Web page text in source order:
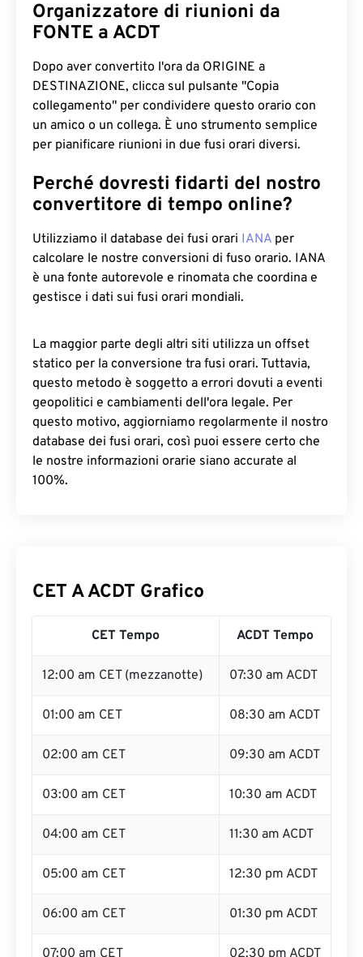
Organizzatore di riunioni da
FONTE a ACDT
Dopo aver convertito l'ora da ORIGINE a
DESTINAZIONE, clicca sul pulsante "Copia
collegamento" per condividere questo orario con
un amico o un collega. È uno strumento semplice
per pianificare riunioni in due fusi orari diversi.
Perché dovresti fidarti del nostro
convertitore di tempo online?
Utilizziamo il database dei fusi orari IANA per
calcolare le nostre conversioni di fuso orario. IANA
è una fonte autorevole e rinomata che coordina e
gestisce i dati sui fusi orari mondiali.
La maggior parte degli altri siti utilizza un offset
statico per la conversione tra fusi orari. Tuttavia,
questo metodo è soggetto a errori dovuti a eventi
geopolitici e cambiamenti dell'ora legale. Per
questo motivo, aggiorniamo regolarmente il nostro
database dei fusi orari, così puoi essere certo che
le nostre informazioni orarie siano accurate al
100%.
CET A ACDT Grafico
CET Tempo ACDT Tempo
12:00 am CET (mezzanotte) 07:30 am ACDT
01:00 am CET 08:30 am ACDT
02:00 am CET 09:30 am ACDT
03:00 am CET 10:30 am ACDT
04:00 am CET 11:30 am ACDT
05:00 am CET 12:30 pm ACDT
06:00 am CET 01:30 pm ACDT
07:00 am CET 02:30 pm ACDT